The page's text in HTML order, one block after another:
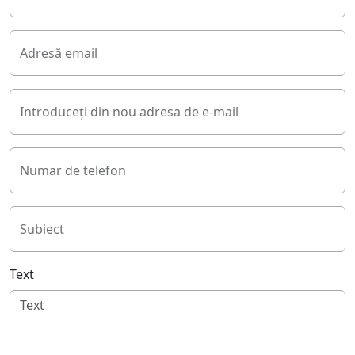
Adresă email
Introduceți din nou adresa de e-mail
Numar de telefon
Subiect
Text